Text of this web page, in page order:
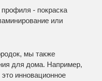
- покраска
или
мы также
для дома. Например,
это инновационное